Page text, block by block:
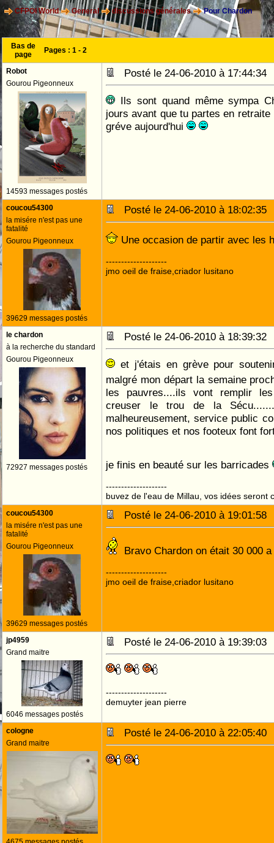
CFPOI World General discussions générales Pour Chardon
Bas de
page
Pages : 1 - 2
Robot
Gourou Pigeonneux
14593 messages postés
Posté le 24-06-2010 à
Ils sont quand même sympa
jours avant que tu partes en
gréve aujourd'hui
coucou54300
la misére n'est pas une
fatalité
Gourou Pigeonneux
39629 messages postés
Posté le 24-06-2010 à
Une occasion de partir avec les
--------------------
jmo oeil de fraise,criador lusitano
le chardon
à la recherche du standard
Gourou Pigeonneux
72927 messages postés
Posté le 24-06-2010 à
et j'étais en grève pour
malgré mon départ la semaine
les pauvres....ils vont remplir
creuser le trou de la
malheureusement, service public
nos politiques et nos footeux font
je finis en beauté sur les barricades
--------------------
buvez de l'eau de Millau, vos idées seront
coucou54300
la misére n'est pas une
fatalité
Gourou Pigeonneux
39629 messages postés
Posté le 24-06-2010 à
Bravo Chardon on était 30 000
--------------------
jmo oeil de fraise,criador lusitano
jp4959
Grand maitre
6046 messages postés
Posté le 24-06-2010 à
--------------------
demuyter jean pierre
cologne
Grand maitre
Posté le 24-06-2010 à